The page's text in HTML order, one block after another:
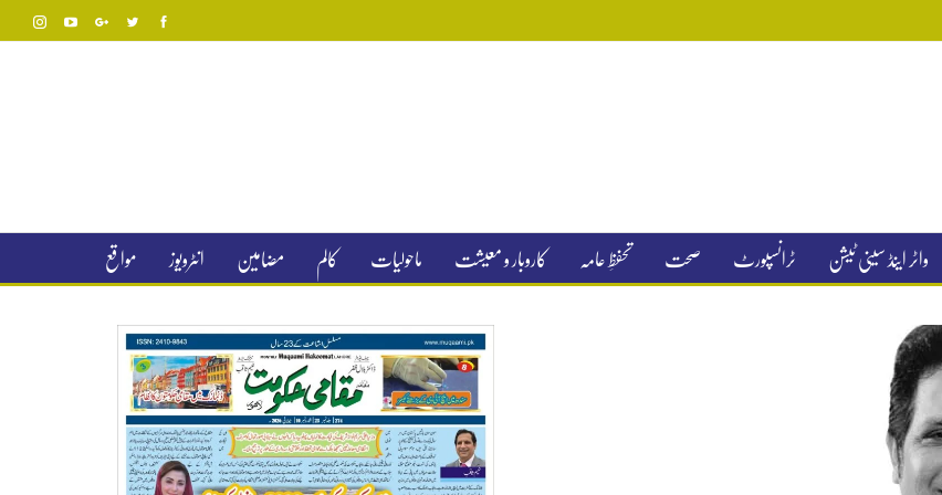
واٹر اینڈ سینی ٹیشن ٹرانسپورٹ صحت تحفظِ عامہ کاروبار و معیشت ماحولیات کالم مضامین انٹرویوز مواقع